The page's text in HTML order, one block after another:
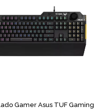
Gamer Asus TUF Gaming